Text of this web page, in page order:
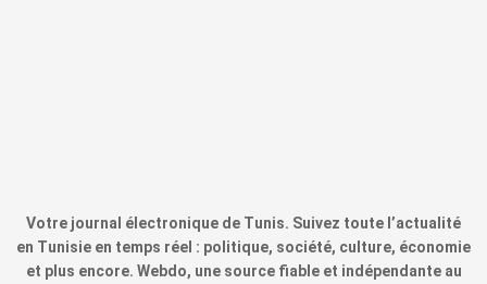
Votre journal électronique de Tunis. Suivez toute l’actualité
en Tunisie en temps réel : politique, société, culture, économie
et plus encore. Webdo, une source fiable et indépendante au